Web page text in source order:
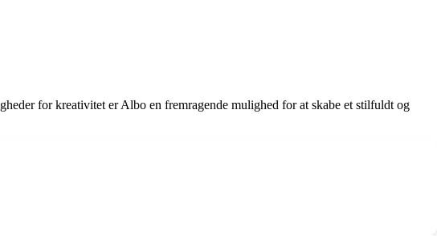
for kreativitet er Albo en fremragende mulighed for at skabe et stilfuldt og